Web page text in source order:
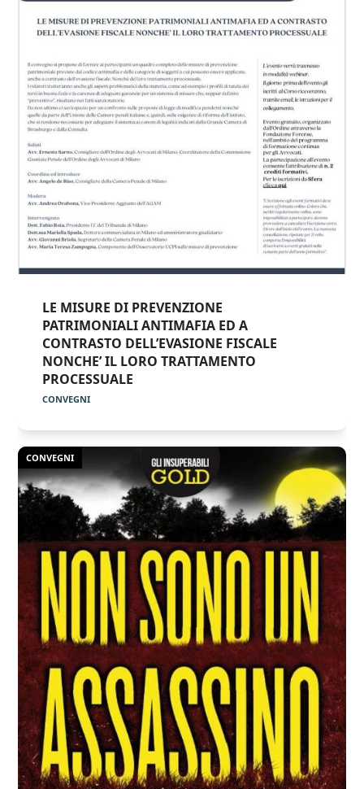
LE MISURE DI PREVENZIONE
PATRIMONIALI ANTIMAFIA ED A
CONTRASTO DELL’EVASIONE FISCALE
NONCHE’ IL LORO TRATTAMENTO
PROCESSUALE
CONVEGNI
CONVEGNI